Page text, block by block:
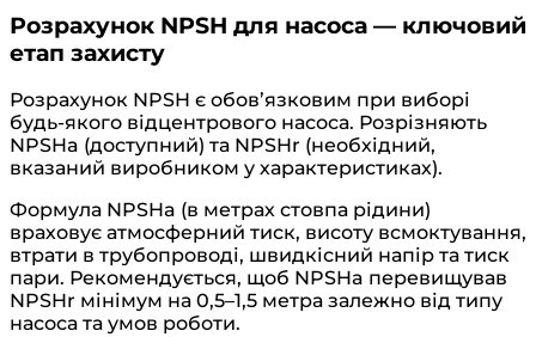
Розрахунок NPSH для насоса — ключовий
етап захисту
Розрахунок NPSH є обов’язковим при виборі
будь-якого відцентрового насоса. Розрізняють
NPSHa (доступний) та NPSHr (необхідний,
вказаний виробником у характеристиках).
Формула NPSHa (в метрах стовпа рідини)
враховує атмосферний тиск, висоту всмоктування,
втрати в трубопроводі, швидкісний напір та тиск
пари. Рекомендується, щоб NPSHa перевищував
NPSHr мінімум на 0,5–1,5 метра залежно від типу
насоса та умов роботи.